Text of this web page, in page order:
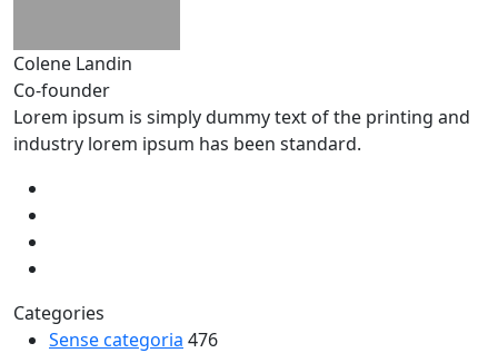
Colene Landin
Co-founder
Lorem ipsum is simply dummy text of the printing and
industry lorem ipsum has been standard.
Categories
Sense categoria 476